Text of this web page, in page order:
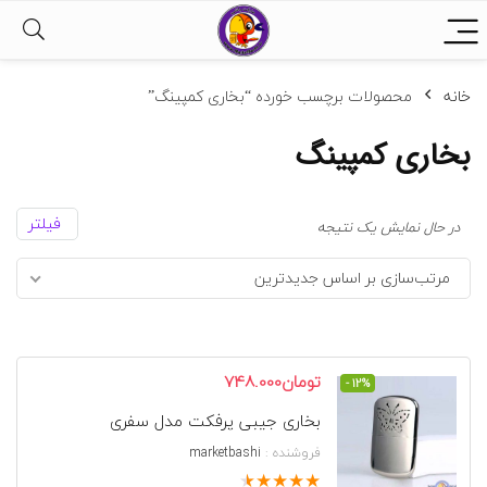
خانه محصولات برچسب خورده “بخاری کمپینگ”
بخاری کمپینگ
فیلتر در حال نمایش یک نتیجه
مرتب‌سازی بر اساس جدیدترین
- 12% قیمت
تومان848.000
بود.
تومان748.000قیمت
تومان748.000
است.
بخاری جیبی پرفکت مدل سفری
فروشنده : marketbashi